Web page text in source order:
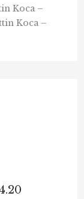
Koca –
Koca –